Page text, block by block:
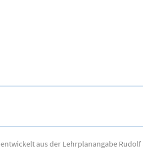
aus der Lehrplanangabe